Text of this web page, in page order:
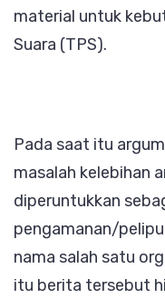
material untuk
Suara (TPS).
Pada saat itu
masalah kelebihan
diperuntukkan
pengamanan/
nama salah satu
itu berita tersebut